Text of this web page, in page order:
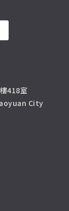
418室
City